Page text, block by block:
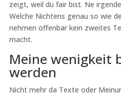
zeigt, weil du fair bist. Ne
Welche Nichtens genau so wie
nehmen offenbar kein zweites
macht.
Meine wenigkeit
werden
Nicht mehr da Texte oder